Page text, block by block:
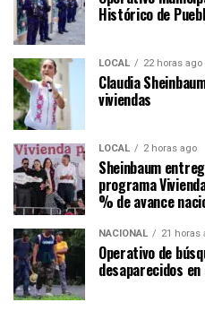
Histórico de
LOCAL 22 horas ago
Claudia
viviendas
LOCAL 2 horas ago
Sheinbaum
programa
% de avance
NACIONAL 21 horas
Operativo de
desaparecidos